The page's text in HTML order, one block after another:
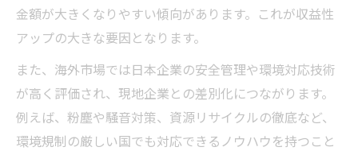
金額が大きくなりやすい傾向があります。これが収益性
アップの大きな要因となります。
また、海外市場では日本企業の安全管理や環境対応技術
が高く評価され、現地企業との差別化につながります。
例えば、粉塵や騒音対策、資源リサイクルの徹底など、
環境規制の厳しい国でも対応できるノウハウを持つこと